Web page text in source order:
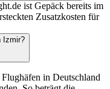
ist Gepäck bereits im
Zusatzkosten für
Izmir?
in Deutschland